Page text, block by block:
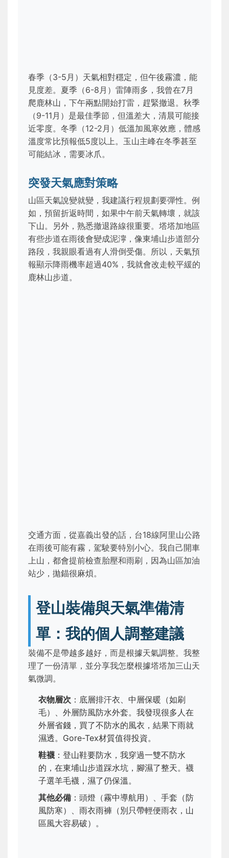
春季（3-5月）天氣相對穩定，但午後霧濃，能
見度差。夏季（6-8月）雷陣雨多，我曾在7月
爬鹿林山，下午兩點開始打雷，趕緊撤退。秋季
（9-11月）是最佳季節，但溫差大，清晨可能接
近零度。冬季（12-2月）低溫加風寒效應，體感
溫度常比預報低5度以上。玉山主峰在冬季甚至
可能結冰，需要冰爪。
突發天氣應對策略
山區天氣說變就變，我建議行程規劃要彈性。例
如，預留折返時間，如果中午前天氣轉壞，就該
下山。另外，熟悉撤退路線很重要。塔塔加地區
有些步道在雨後會變成泥濘，像東埔山步道部分
路段，我親眼看過有人滑倒受傷。所以，天氣預
報顯示降雨機率超過40%，我就會改走較平緩的
鹿林山步道。
交通方面，從嘉義出發的話，台18線阿里山公路
在雨後可能有霧，駕駛要特別小心。我自己開車
上山，都會提前檢查胎壓和雨刷，因為山區加油
站少，拋錨很麻煩。
登山裝備與天氣準備清
單：我的個人調整建議
裝備不是帶越多越好，而是根據天氣調整。我整
理了一份清單，並分享我怎麼根據塔塔加三山天
氣微調。
衣物層次 ：底層排汗衣、中層保暖（如刷
毛）、外層防風防水外套。我發現很多人在
外層省錢，買了不防水的風衣，結果下雨就
濕透。Gore-Tex材質值得投資。
鞋襪 ：登山鞋要防水，我穿過一雙不防水
的，在東埔山步道踩水坑，腳濕了整天。襪
子選羊毛襪，濕了仍保溫。
其他必備 ：頭燈（霧中導航用）、手套（防
風防寒）、雨衣雨褲（別只帶輕便雨衣，山
區風大容易破）。